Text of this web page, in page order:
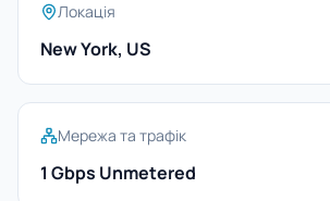
Локація
New York, US
Мережа та трафік
1 Gbps Unmetered